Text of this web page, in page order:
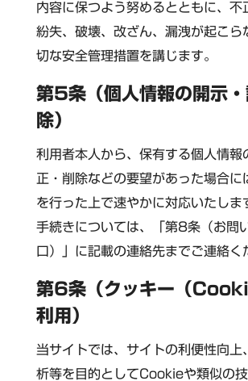
内容に保つよう努めるとともに、不
紛失、破壊、改ざん、漏洩が起こら
切な安全管理措置を講じます。
第5条（個人情報の開示・
除）
利用者本人から、保有する個人情報
正・削除などの要望があった場合に
を行った上で速やかに対応いたしま
手続きについては、「第8条（お問
口）」に記載の連絡先までご連絡く
第6条（クッキー（
利用）
当サイトでは、サイトの利便性向上
析等を目的としてCookieや類似の